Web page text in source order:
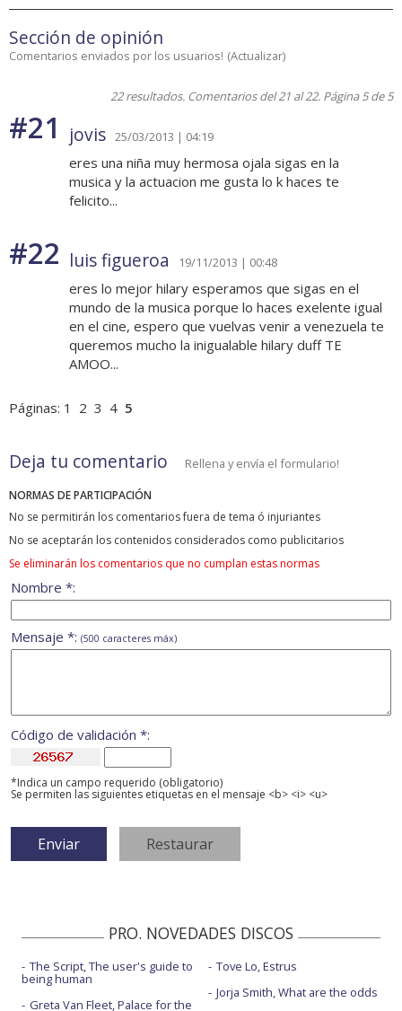
Sección de opinión
Comentarios enviados por los usuarios! (Actualizar)
22 resultados. Comentarios del 21 al 22. Página 5 de 5
#21 jovis 25/03/2013 | 04:19
eres una niña muy hermosa ojala sigas en la
musica y la actuacion me gusta lo k haces te
felicito...
#22 luis figueroa 19/11/2013 | 00:48
eres lo mejor hilary esperamos que sigas en el
mundo de la musica porque lo haces exelente igual
en el cine, espero que vuelvas venir a venezuela te
queremos mucho la inigualable hilary duff TE
AMOO...
Páginas: 1 2 3 4 5
Deja tu comentario Rellena y envía el formulario!
NORMAS DE PARTICIPACIÓN
No se permitirán los comentarios fuera de tema ó injuriantes
No se aceptarán los contenidos considerados como publicitarios
Se eliminarán los comentarios que no cumplan estas normas
Nombre *:
Mensaje *: (500 caracteres máx)
Código de validación *:
*Indica un campo requerido (obligatorio)
Se permiten las siguientes etiquetas en el mensaje <b> <i> <u>
PRO. NOVEDADES DISCOS
The Script, The user's guide to
being human
Greta Van Fleet, Palace for the
Tove Lo, Estrus
Jorja Smith, What are the odds